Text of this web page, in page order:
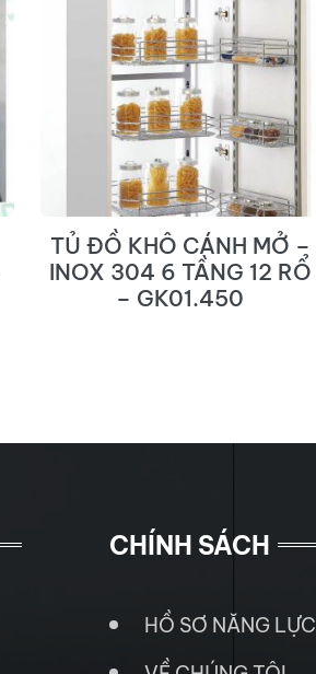
TỦ ĐỒ KHÔ CÁNH MỞ –
INOX 304 6 TẦNG 12 RỔ
– GK01.450
CHÍNH SÁCH
HỒ SƠ NĂNG LỰC